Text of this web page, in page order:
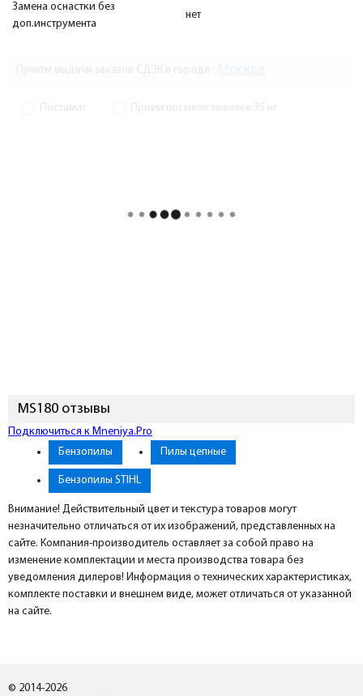
Замена оснастки без
доп.инструмента
нет
MS180 отзывы
Подключиться к Mneniya.Pro
Бензопилы
Пилы цепные
Бензопилы STIHL
Внимание! Действительный цвет и текстура товаров могут
незначительно отличаться от их изображений, представленных на
сайте. Компания-производитель оставляет за собой право на
изменение комплектации и места производства товара без
уведомления дилеров! Информация о технических характеристиках,
комплекте поставки и внешнем виде, может отличаться от указанной
на сайте.
© 2014-2026